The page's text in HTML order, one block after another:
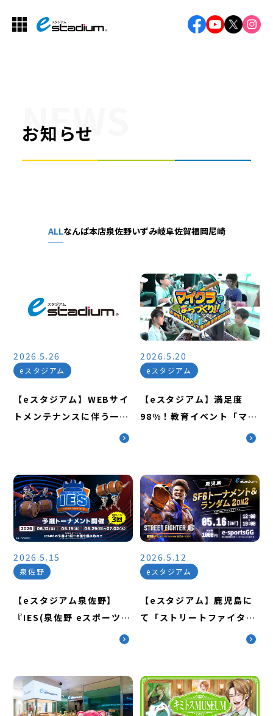
お知らせ
NEWS
ALLなんば本店泉佐野いずみ岐阜佐賀福岡尼崎
2026.5.26
eスタジアム
【eスタジアム】WEBサイ
トメンテナンスに伴う一時
2026.5.20
eスタジアム
【eスタジアム】満足度
98%！教育イベント「マイ
クラでまちづくり!!～小学
2026.5.15
泉佐野
【eスタジアム泉佐野】
『IES(泉佐野 eスポーツ
シリーズ)Clash Royale
2026.5.12
eスタジアム
【eスタジアム】鹿児島に
て「ストリートファイター
6」コミュニティ大会を開